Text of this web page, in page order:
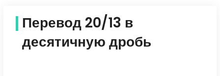
Перевод 20/13 в
десятичную дробь